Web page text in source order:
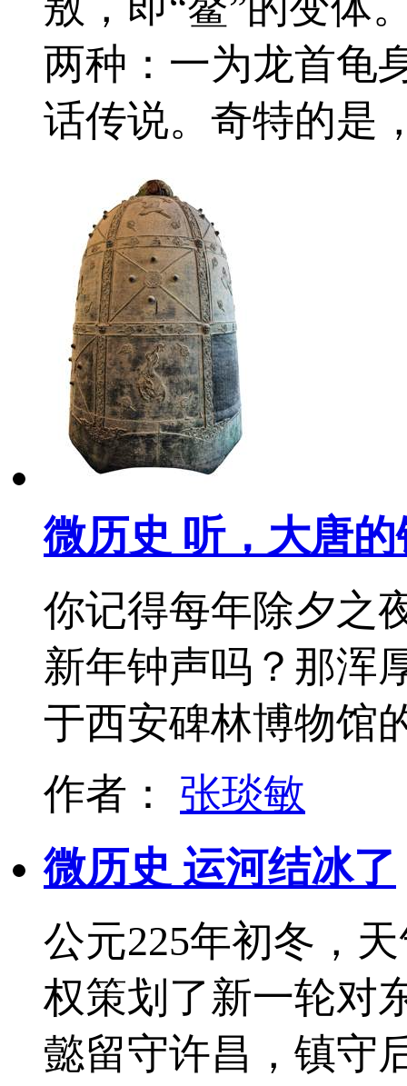
两种：一为龙首龟
话传说。奇特的是
微历史 听，大唐的
你记得每年除夕之
新年钟声吗？那
于西安碑林博物馆
作者： 张琰敏
微历史 运河结冰了
公元225年初冬，
权策划了新一轮对
懿留守许昌，镇守